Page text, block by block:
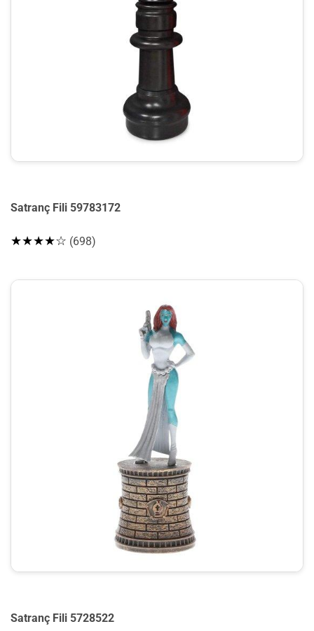
Satranç Fili 59783172
★★★★☆ (698)
Satranç Fili 5728522